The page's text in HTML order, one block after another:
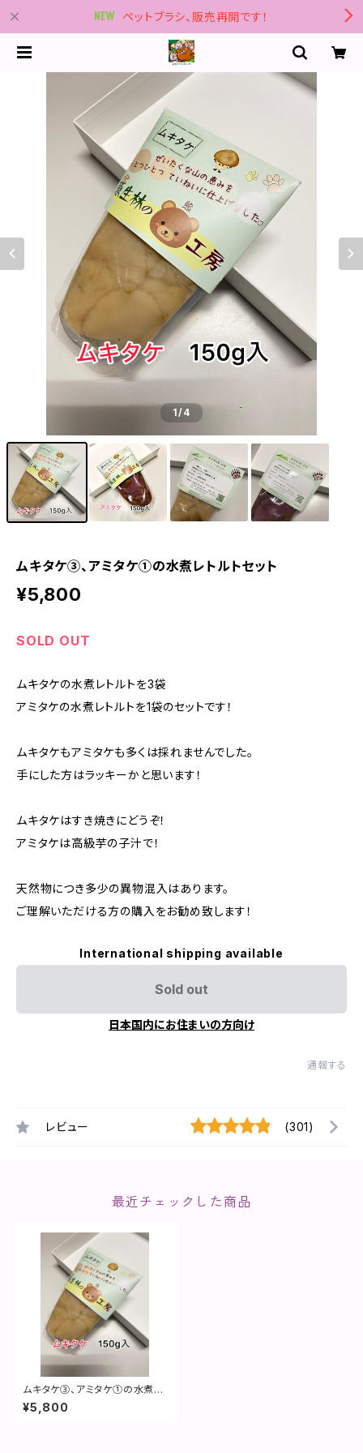
ペットブラシ、販売再開です！
1/4
ムキタケ③、アミタケ①の水煮レトルトセット
¥5,800
SOLD OUT
ムキタケの水煮レトルトを3袋
アミタケの水煮レトルトを1袋のセットです！
ムキタケもアミタケも多くは採れませんでした。
手にした方はラッキーかと思います！
ムキタケはすき焼きにどうぞ！
アミタケは高級芋の子汁で！
天然物につき多少の異物混入はあります。
ご理解いただける方の購入をお勧め致します！
International shipping available
Sold out
日本国内にお住まいの方向け
通報する
レビュー (301)
最近チェックした商品
ムキタケ③、アミタケ①の水煮レ
トルトセット
¥5,800